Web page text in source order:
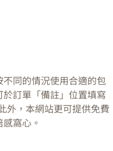
同的情況使用合適的包
訂單「備註」位置填寫
外，本網站更可提供免費
窩心。